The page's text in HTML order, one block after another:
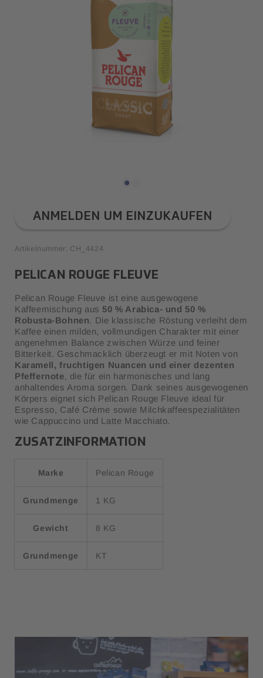
MEDIEN
1
IN
GALERIEANSICHT
ÖFFNEN
ANMELDEN UM EINZUKAUFEN
Artikelnummer: CH_4424
PELICAN ROUGE FLEUVE
Pelican Rouge Fleuve ist eine ausgewogene
Kaffeemischung aus 50 % Arabica- und 50 %
Robusta-Bohnen. Die klassische Röstung verleiht dem
Kaffee einen milden, vollmundigen Charakter mit einer
angenehmen Balance zwischen Würze und feiner
Bitterkeit. Geschmacklich überzeugt er mit Noten von
Karamell, fruchtigen Nuancen und einer dezenten
Pfeffernote, die für ein harmonisches und lang
anhaltendes Aroma sorgen. Dank seines ausgewogenen
Körpers eignet sich Pelican Rouge Fleuve ideal für
Espresso, Café Crème sowie Milchkaffeespezialitäten
wie Cappuccino und Latte Macchiato.
ZUSATZINFORMATION
Marke Pelican Rouge
Grundmenge 1 KG
Gewicht 8 KG
Grundmenge KT